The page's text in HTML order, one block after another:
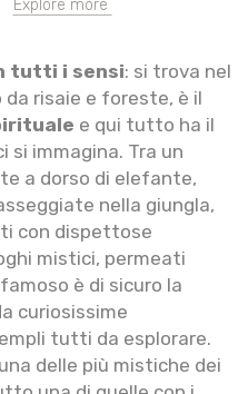
Explore more
tutti i sensi: si trova nel
da risaie e foreste, è il
e qui tutto ha il
si immagina. Tra un
a dorso di elefante,
nella giungla,
con dispettose
mistici, permeati
è di sicuro la
curiosissime
tutti da esplorare.
delle più mistiche dei